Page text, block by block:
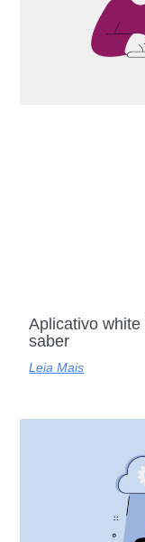
Aplicativo
saber
Leia Mais